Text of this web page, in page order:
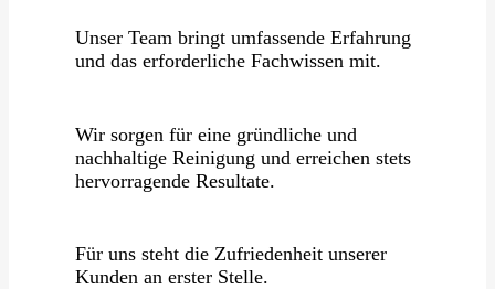
Unser Team bringt umfassende Erfahrung
und das erforderliche Fachwissen mit.
Wir sorgen für eine gründliche und
nachhaltige Reinigung und erreichen stets
hervorragende Resultate.
Für uns steht die Zufriedenheit unserer
Kunden an erster Stelle.